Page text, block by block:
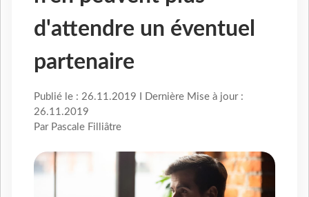
d'attendre un éventuel
partenaire
Publié le : 26.11.2019 I Dernière Mise à jour :
26.11.2019
Par Pascale Filliâtre